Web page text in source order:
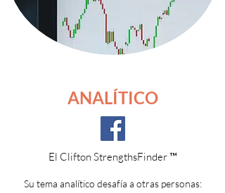
ANALÍTICO
El Clifton StrengthsFinder ™
Su tema analítico desafía a otras personas: